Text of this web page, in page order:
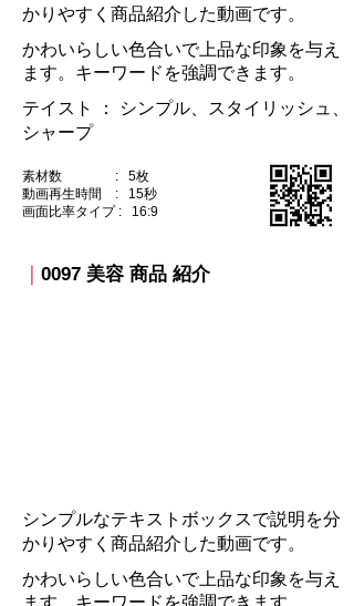
かりやすく商品紹介した動画です。
かわいらしい色合いで上品な印象を与え
ます。キーワードを強調できます。
テイスト ：​ シンプル、スタイリッシュ、
シャープ
素材数 : 5枚
動画再生時間 : 15秒
​画面比率タイプ : 16:9
0097 美容 商品 紹介
​シンプルなテキストボックスで説明を分
かりやすく商品紹介した動画です。
かわいらしい色合いで上品な印象を与え
ます。キーワードを強調できます。